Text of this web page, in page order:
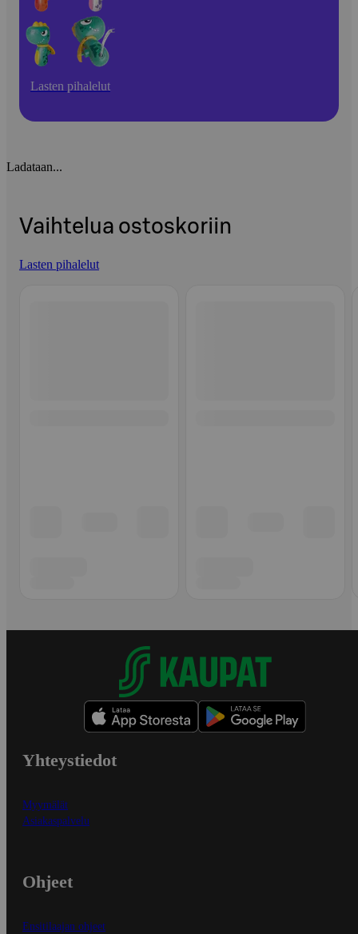
Lasten pihalelut
Ladataan...
Vaihtelua ostoskoriin
Lasten pihalelut
Yhteystiedot
Myymälät
Asiakaspalvelu
Ohjeet
Ensitilaajan ohjeet